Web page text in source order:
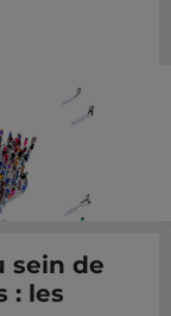
sein de
: les